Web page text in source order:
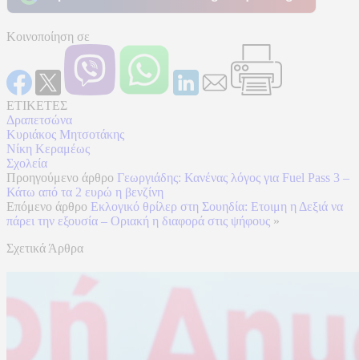
Κοινοποίηση σε
ΕΤΙΚΕΤΕΣ
Δραπετσώνα
Κυριάκος Μητσοτάκης
Νίκη Κεραμέως
Σχολεία
Προηγούμενο άρθρο Γεωργιάδης: Κανένας λόγος για Fuel Pass 3 –
Κάτω από τα 2 ευρώ η βενζίνη
Επόμενο άρθρο Εκλογικό θρίλερ στη Σουηδία: Ετοιμη η Δεξιά να
πάρει την εξουσία – Οριακή η διαφορά στις ψήφους »
Σχετικά Άρθρα